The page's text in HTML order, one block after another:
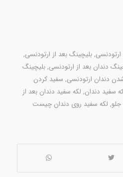
,بلیچینگ بعد از ارتودنسی,
دندان بعد از ارتودنسی,بلیچینگ
دندان ارتودنسی, سفید کردن
سفید دندان, لکه سفید دندان بعد از
, لکه سفید روی دندان چیست